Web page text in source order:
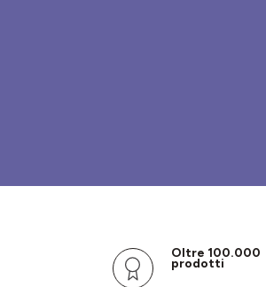
Oltre 100.000
prodotti